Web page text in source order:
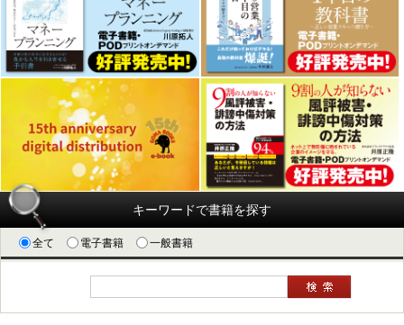
キーワードで書籍を探す
全て 電子書籍 一般書籍